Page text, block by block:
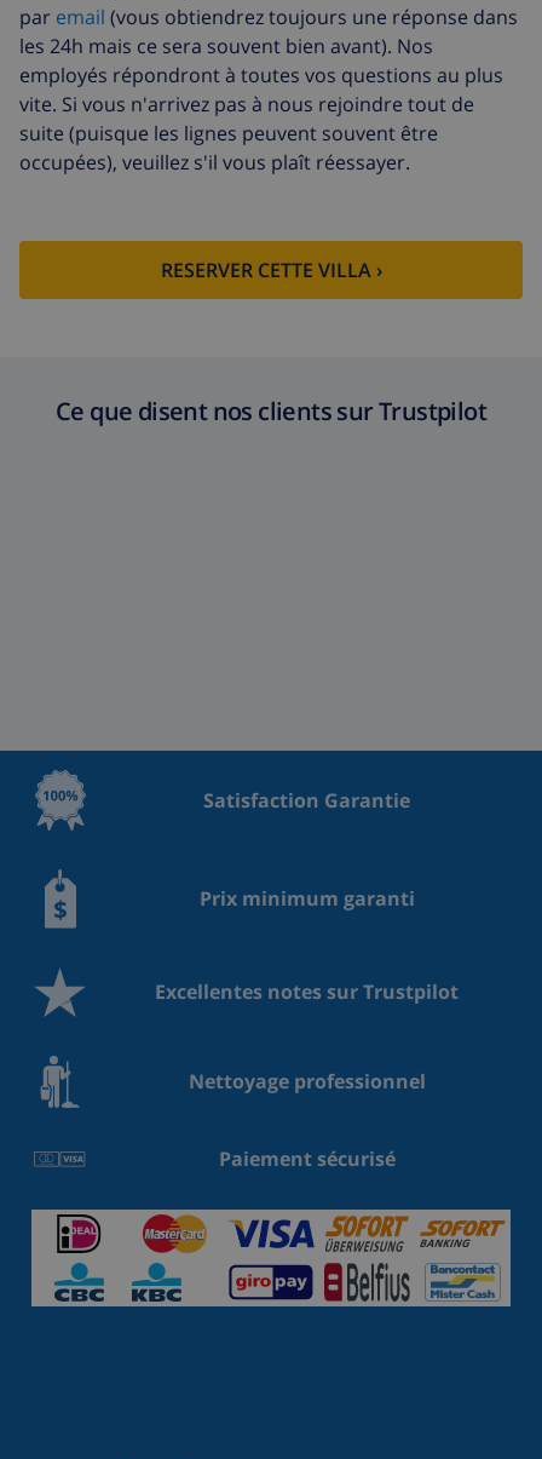
par email (vous obtiendrez toujours une réponse dans
les 24h mais ce sera souvent bien avant). Nos
employés répondront à toutes vos questions au plus
vite. Si vous n'arrivez pas à nous rejoindre tout de
suite (puisque les lignes peuvent souvent être
occupées), veuillez s'il vous plaît réessayer.
RESERVER CETTE VILLA ›
Ce que disent nos clients sur Trustpilot
Satisfaction Garantie
Prix minimum garanti
Excellentes notes sur Trustpilot
Nettoyage professionnel
Paiement sécurisé